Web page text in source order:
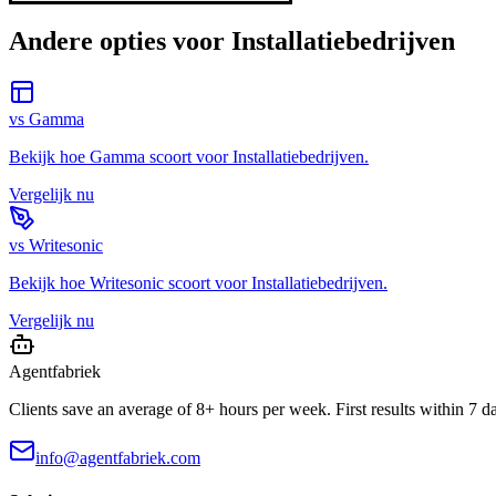
Andere opties voor Installatiebedrijven
vs Gamma
Bekijk hoe Gamma scoort voorInstallatiebedrijven.
Vergelijk nu
vs Writesonic
Bekijk hoe Writesonic scoort voorInstallatiebedrijven.
Vergelijk nu
Agentfabriek
Clients save an average of 8+ hours per week. First results within 7
info@agentfabriek.com